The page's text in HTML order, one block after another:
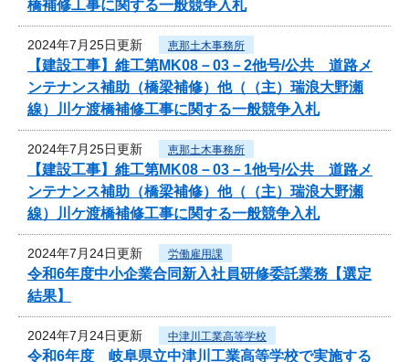
橋補修工事に関する一般競争入札
2024年7月25日更新 恵那土木事務所
【建設工事】維工第MK08－03－2他号/公共 道路メ
ンテナンス補助（橋梁補修）他（（主）瑞浪大野瀬
線）川ケ渡橋補修工事に関する一般競争入札
2024年7月25日更新 恵那土木事務所
【建設工事】維工第MK08－03－1他号/公共 道路メ
ンテナンス補助（橋梁補修）他（（主）瑞浪大野瀬
線）川ケ渡橋補修工事に関する一般競争入札
2024年7月24日更新 労働雇用課
令和6年度中小企業合同新入社員研修委託業務【選定
結果】
2024年7月24日更新 中津川工業高等学校
令和6年度 岐阜県立中津川工業高等学校で実施する